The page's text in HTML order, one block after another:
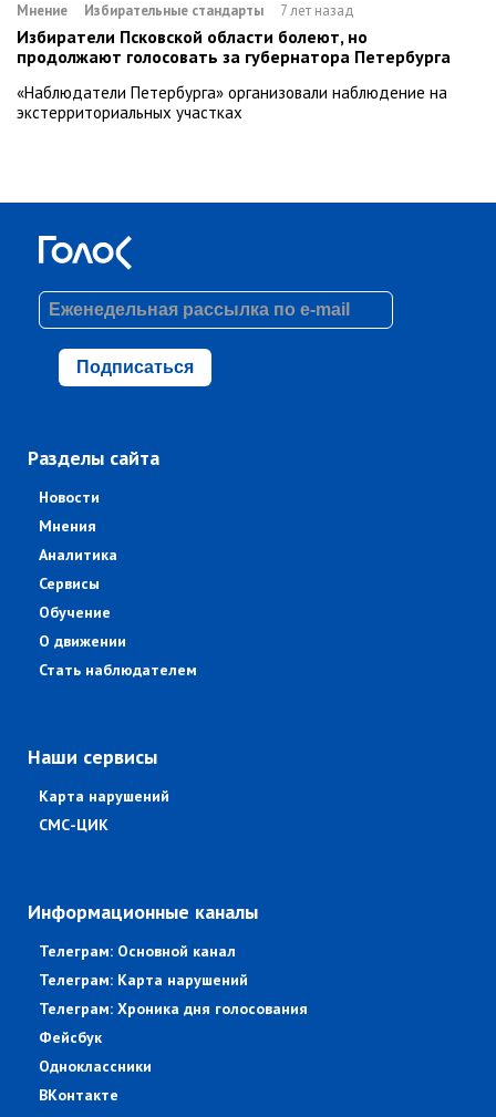
Мнение Избирательные стандарты 7 лет назад
Избиратели Псковской области болеют, но
продолжают голосовать за губернатора Петербурга
«Наблюдатели Петербурга» организовали наблюдение на
экстерриториальных участках
Подписаться
Разделы сайта
Новости
Мнения
Аналитика
Сервисы
Обучение
О движении
Стать наблюдателем
Наши сервисы
Карта нарушений
СМС-ЦИК
Информационные каналы
Телеграм: Основной канал
Телеграм: Карта нарушений
Телеграм: Хроника дня голосования
Фейсбук
Одноклассники
ВКонтакте